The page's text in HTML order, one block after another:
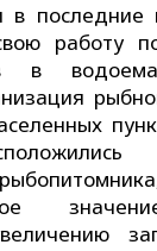
в последние
работу
в